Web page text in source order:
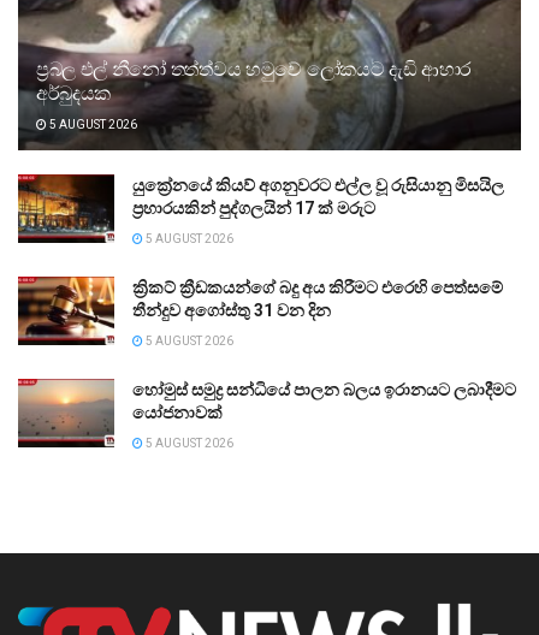
ප්‍රබල එල් නීනෝ තත්ත්වය හමුවේ ලෝකයට දැඩි ආහාර
අර්බුදයක
5 AUGUST 2026
යුක්‍රේනයේ කියව් අගනුවරට එල්ල වූ රුසියානු මිසයිල
ප්‍රහාරයකින් පුද්ගලයින් 17 ක් මරුට
5 AUGUST 2026
ක්‍රිකට් ක්‍රීඩකයන්ගේ බදු අය කිරීමට එරෙහි පෙත්සමේ
තීන්දුව අගෝස්තු 31 වන දින
5 AUGUST 2026
හෝමුස් සමුද්‍ර සන්ධියේ පාලන බලය ඉරානයට ලබාදීමට
යෝජනාවක්
5 AUGUST 2026